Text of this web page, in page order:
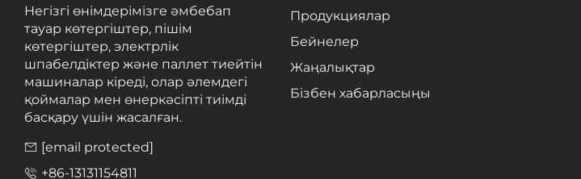
Негізгі өнімдерімізге әмбебап
тауар көтергіштер, пішім
көтергіштер, электрлік
шпабелдіктер және паллет тиейтін
машиналар кіреді, олар әлемдегі
қоймалар мен өнеркәсіпті тиімді
басқару үшін жасалған.
[email protected]
+86-13131154811
Продукциялар
Бейнелер
Жаңалықтар
Бізбен хабарласыңы